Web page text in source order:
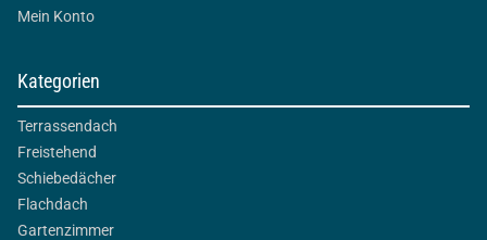
Mein Konto
Kategorien
Terrassendach
Freistehend
Schiebedächer
Flachdach
Gartenzimmer